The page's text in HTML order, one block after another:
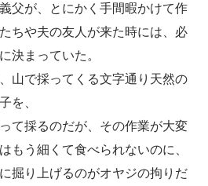
父が、とにかく手間暇かけて作
ちや夫の友人が来た時には、必
決まっていた。
山で採ってくる文字通り天然の
を、
て採るのだが、その作業が大変
もう細くて食べられないのに、
掘り上げるのがオヤジの拘りだ